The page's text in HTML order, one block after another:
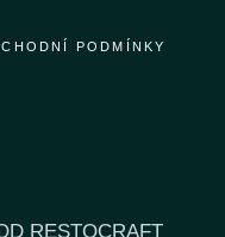
PODMÍNKY
RESTOCRAFT